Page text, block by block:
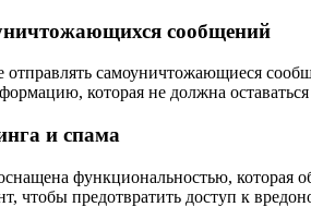
сообщений
самоуничтожающиеся
которая не должна
и спама
функциональностью, которая
чтобы предотвратить доступ к